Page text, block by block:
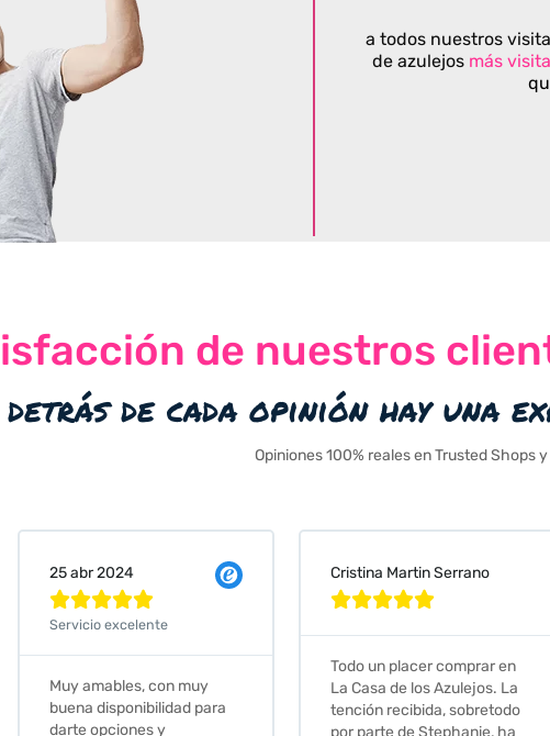
a todos nuestros
de azulejos más
de nuestros
detrás de cada opinión hay una
Opiniones 100% reales en Trusted Shops
25 abr 2024

Servicio excelente
Muy amables, con muy
buena disponibilidad para
darte opciones y
Cristina Martin Serrano

Todo un placer comprar en
La Casa de los Azulejos. La
tención recibida, sobretodo
por parte de Stephanie, ha